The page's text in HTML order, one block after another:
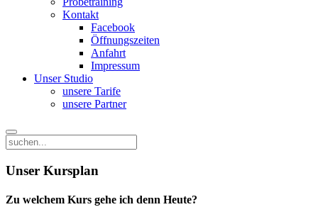
Kontakt
Facebook
Öffnungszeiten
Anfahrt
Impressum
Unser Studio
unsere Tarife
unsere Partner
Unser Kursplan
Zu welchem Kurs gehe ich denn Heute?